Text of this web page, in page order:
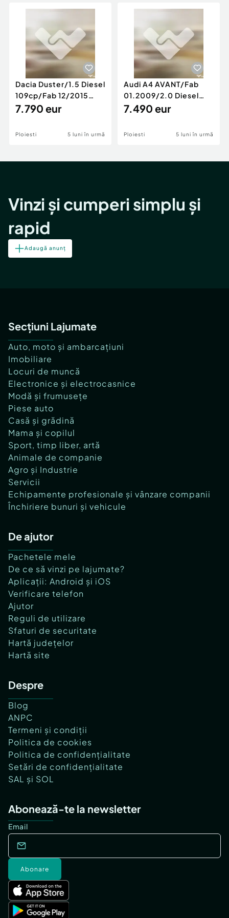
Animale de companie
Afaceri și echipamente profesionale
Inchiriere Bunuri si Vehicule
Utilaje agricole si industriale
Piese auto si accesorii
Dacia Duster
Dacia Duster/1.5 Diesel
109cp/Fab 12/2015
/Euro 5/GARANTIE 12
7.790 eur
Ploiesti 5 luni în urmă
Audi A4 AVANT/Fab
01.2009/2.0 Diesel
140cp/Posibilitate
7.490 eur
Ploiesti 5 luni în urmă
Vinzi și cumperi simplu și
rapid
Adaugă anunț
Secțiuni Lajumate
Auto, moto și ambarcațiuni
Imobiliare
Locuri de muncă
Electronice și electrocasnice
Modă și frumusețe
Piese auto
Casă și grădină
Mama și copilul
Sport, timp liber, artă
Animale de companie
Agro și Industrie
Servicii
Echipamente profesionale și vânzare companii
Închiriere bunuri și vehicule
De ajutor
Pachetele mele
De ce să vinzi pe lajumate?
Aplicații: Android și iOS
Verificare telefon
Ajutor
Reguli de utilizare
Sfaturi de securitate
Hartă județelor
Hartă site
Despre
Blog
ANPC
Termeni și condiții
Politica de cookies
Politica de confidențialitate
Setări de confidențialitate
SAL și SOL
Abonează-te la newsletter
Email
Abonare